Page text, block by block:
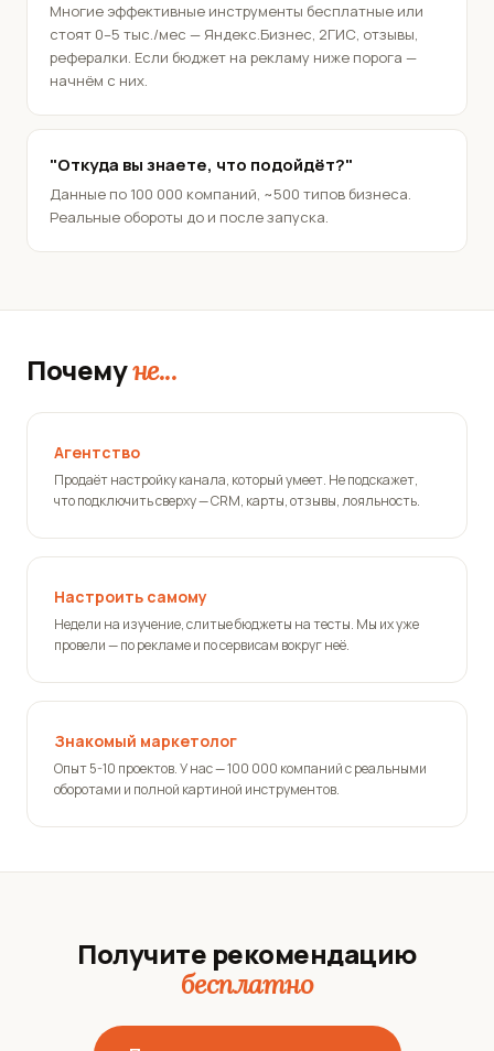
Многие эффективные инструменты бесплатные или
стоят 0–5 тыс./мес — Яндекс.Бизнес, 2ГИС, отзывы,
рефералки. Если бюджет на рекламу ниже порога —
начнём с них.
"Откуда вы знаете, что подойдёт?"
Данные по 100 000 компаний, ~500 типов бизнеса.
Реальные обороты до и после запуска.
Почемуне...
Агентство
Продаёт настройку канала, который умеет. Не подскажет,
что подключить сверху — CRM, карты, отзывы, лояльность.
Настроить самому
Недели на изучение, слитые бюджеты на тесты. Мы их уже
провели — по рекламе и по сервисам вокруг неё.
Знакомый маркетолог
Опыт 5-10 проектов. У нас — 100 000 компаний с реальными
оборотами и полной картиной инструментов.
Получите рекомендацию
бесплатно